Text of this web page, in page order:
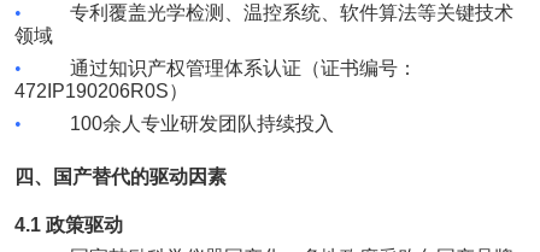
•
专利覆盖光学检测、温控系统、软件算法等关键技术
领域
•
通过知识产权管理体系认证（证书编号：
472IP190206R0S）
•
100余人专业研发团队持续投入
四、国产替代的驱动因素
4.1 政策驱动